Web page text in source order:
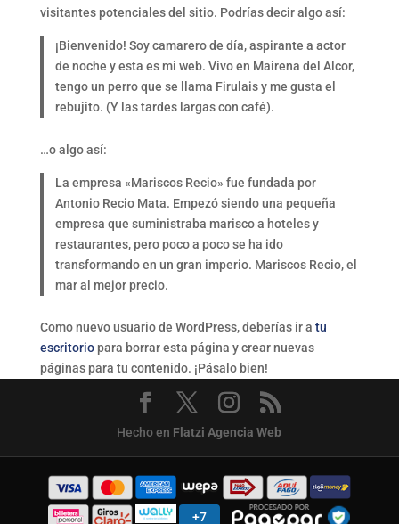
visitantes potenciales del sitio. Podrías decir algo así:
¡Bienvenido! Soy camarero de día, aspirante a actor
de noche y esta es mi web. Vivo en Mairena del Alcor,
tengo un perro que se llama Firulais y me gusta el
rebujito. (Y las tardes largas con café).
…o algo así:
La empresa «Mariscos Recio» fue fundada por
Antonio Recio Mata. Empezó siendo una pequeña
empresa que suministraba marisco a hoteles y
restaurantes, pero poco a poco se ha ido
transformando en un gran imperio. Mariscos Recio, el
mar al mejor precio.
Como nuevo usuario de WordPress, deberías ir a tu
escritoriopara borrar esta página y crear nuevas
páginas para tu contenido. ¡Pásalo bien!
Hecho en Flatzi Agencia Web